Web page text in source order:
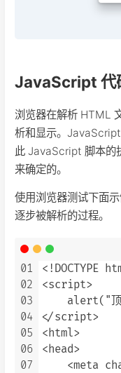
JavaScript 代
浏览器在解析 HTML
析和显示。
此 JavaScript 脚本的
来确定的。
使用浏览器测试下面
逐步被解析的过程。
01
02
03
04
05
06
07
<!DOCTYPE
<script>
alert("顶
</script>
<html>
<head>
<meta